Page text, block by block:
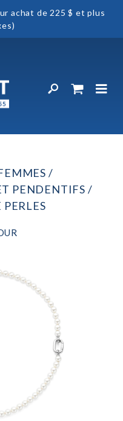
achat de 225 $ et plus
PENDENTIFS